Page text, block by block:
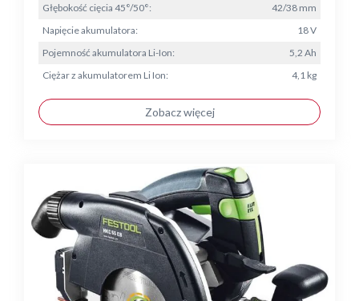
Głębokość cięcia 45°/50°:
42/38 mm
Napięcie akumulatora:
18 V
Pojemność akumulatora Li-Ion:
5,2 Ah
Ciężar z akumulatorem Li Ion:
4,1 kg
Zobacz więcej